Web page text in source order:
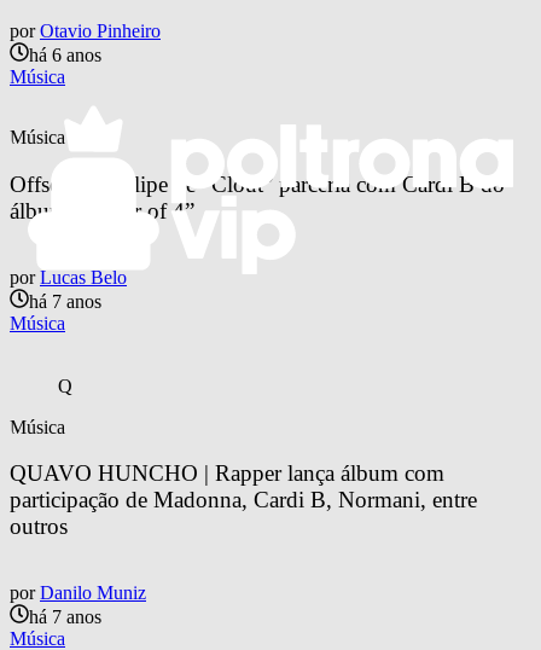
por Otavio Pinheiro
há 6 anos
Música
Música
Offset lança clipe de “Clout” parceria com Cardi B do
álbum “Father of 4”
por Lucas Belo
há 7 anos
Música
Q
Música
QUAVO HUNCHO | Rapper lança álbum com
participação de Madonna, Cardi B, Normani, entre
outros
por Danilo Muniz
há 7 anos
Música